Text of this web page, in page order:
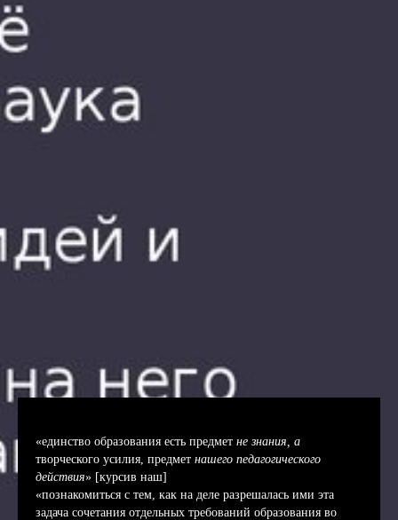
«единство образования есть предмет не знания, а
творческого усилия, предмет нашего педагогического
действия» [курсив наш]
«познакомиться с тем, как на деле разрешалась ими эта
задача сочетания отдельных требований образования во